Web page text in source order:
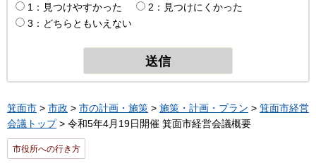
1：見つけやすかった
2：見つけにくかった
3：どちらともいえない
箕面市 > 市政 > 市の計画・施策 > 施策・計画・プラン > 箕面市経営
会議トップ> 令和5年4月19日開催 箕面市経営会議概要
市役所への行き方